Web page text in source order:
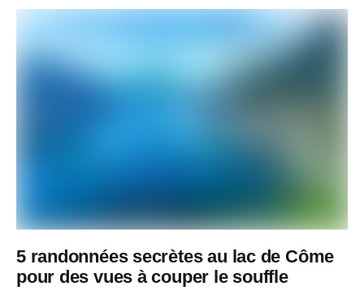
5 randonnées secrètes au lac de Côme
pour des vues à couper le souffle